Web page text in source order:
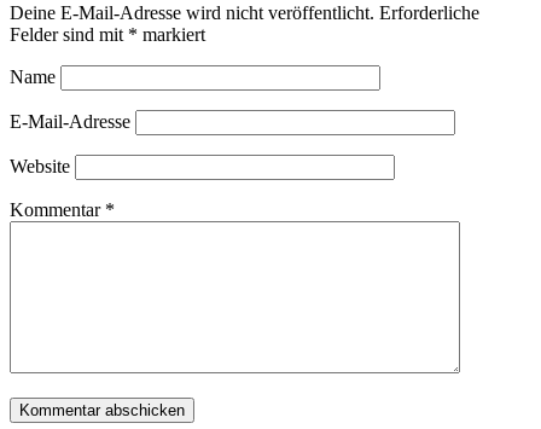
Deine E-Mail-Adresse wird nicht veröffentlicht. Erforderliche
Felder sind mit * markiert
Name
E-Mail-Adresse
Website
Kommentar *